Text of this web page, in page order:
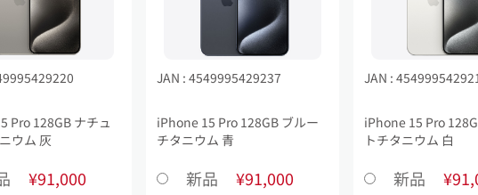
Pro 128GB ナチュ
ウム 灰
¥91,000
JAN : 4549995429237
iPhone 15 Pro 128GB ブルー
チタニウム 青
新品
¥91,000
JAN :
iPhone 15 Pro
トチタニウム 白
新品